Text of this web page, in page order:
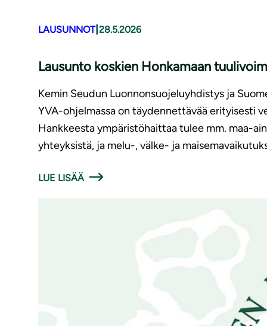
LAUSUNNOT| 28.5.2026
Lausunto koskien Honkamaan
Kemin Seudun Luonnonsuojeluyhdistys ja
YVA-ohjelmassa on täydennettävää erityisesti
Hankkeesta ympäristöhaittaa tulee mm. maa-
yhteyksistä, ja melu-, välke- ja
LUE LISÄÄ